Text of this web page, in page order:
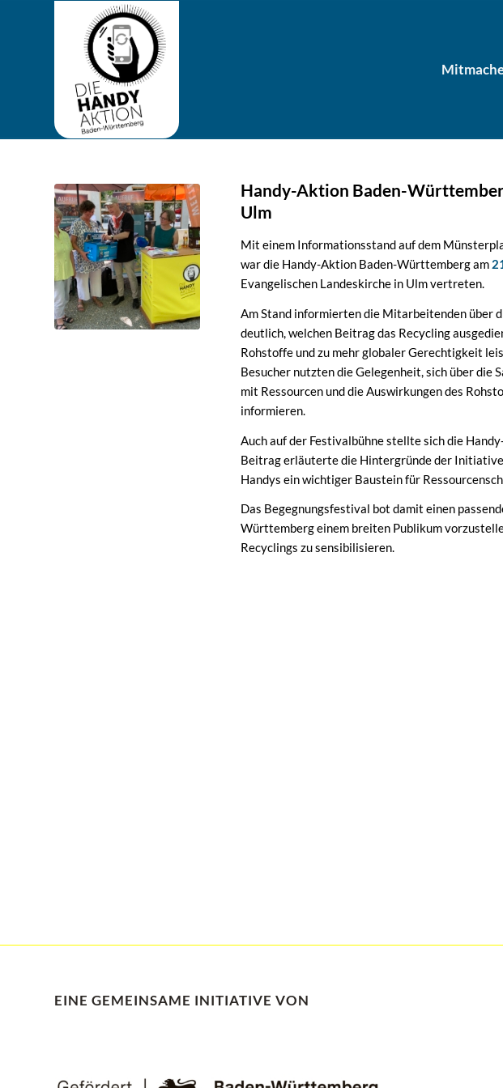
Handy-Aktion Baden-
Ulm
Mit einem Informationsstand auf dem
war die Handy-Aktion Baden-Württemberg am
Evangelischen Landeskirche in Ulm vertreten.
Am Stand informierten die Mitarbeitenden über
deutlich, welchen Beitrag das Recycling
Rohstoffe und zu mehr globaler Gerechtigkeit
Besucher nutzten die Gelegenheit, sich über die
mit Ressourcen und die Auswirkungen des
informieren.
Auch auf der Festivalbühne stellte sich die
Beitrag erläuterte die Hintergründe der
Handys ein wichtiger Baustein für
Das Begegnungsfestival bot damit einen
Württemberg einem breiten Publikum
Recyclings zu sensibilisieren.
EINE GEMEINSAME INITIATIVE VON